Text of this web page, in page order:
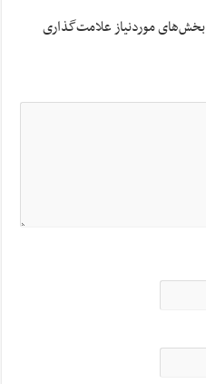
بخش‌های موردنیاز علامت‌گذاری